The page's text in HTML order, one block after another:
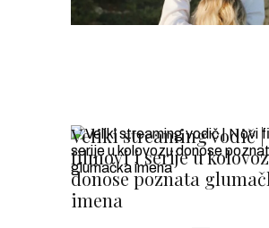
Veliki streaming vodič |
filmovi i serije u
donose poznata
imena